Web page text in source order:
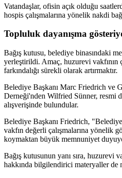
Vatandaşlar, ofisin açık olduğu
hospis çalışmalarına yönelik nakdi
Topluluk dayanışma
Bağış kutusu, belediye binasındaki
yerleştirildi. Amaç, huzurevi vakfının
farkındalığı sürekli olarak artırmaktır.
Belediye Başkanı Marc Friedrich ve
Derneği'nden Wilfried Sünner, resmi
alışverişinde bulundular.
Belediye Başkanı Friedrich,
vakfın değerli çalışmalarına yönelik
koymaktan büyük memnuniyet
Bağış kutusunun yanı sıra, huzurevi
hakkında bilgilendirici materyaller de